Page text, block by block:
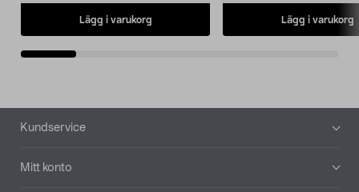
Lägg i varukorg Lägg i varukorg
Sidfot
Kundservice
Mitt konto